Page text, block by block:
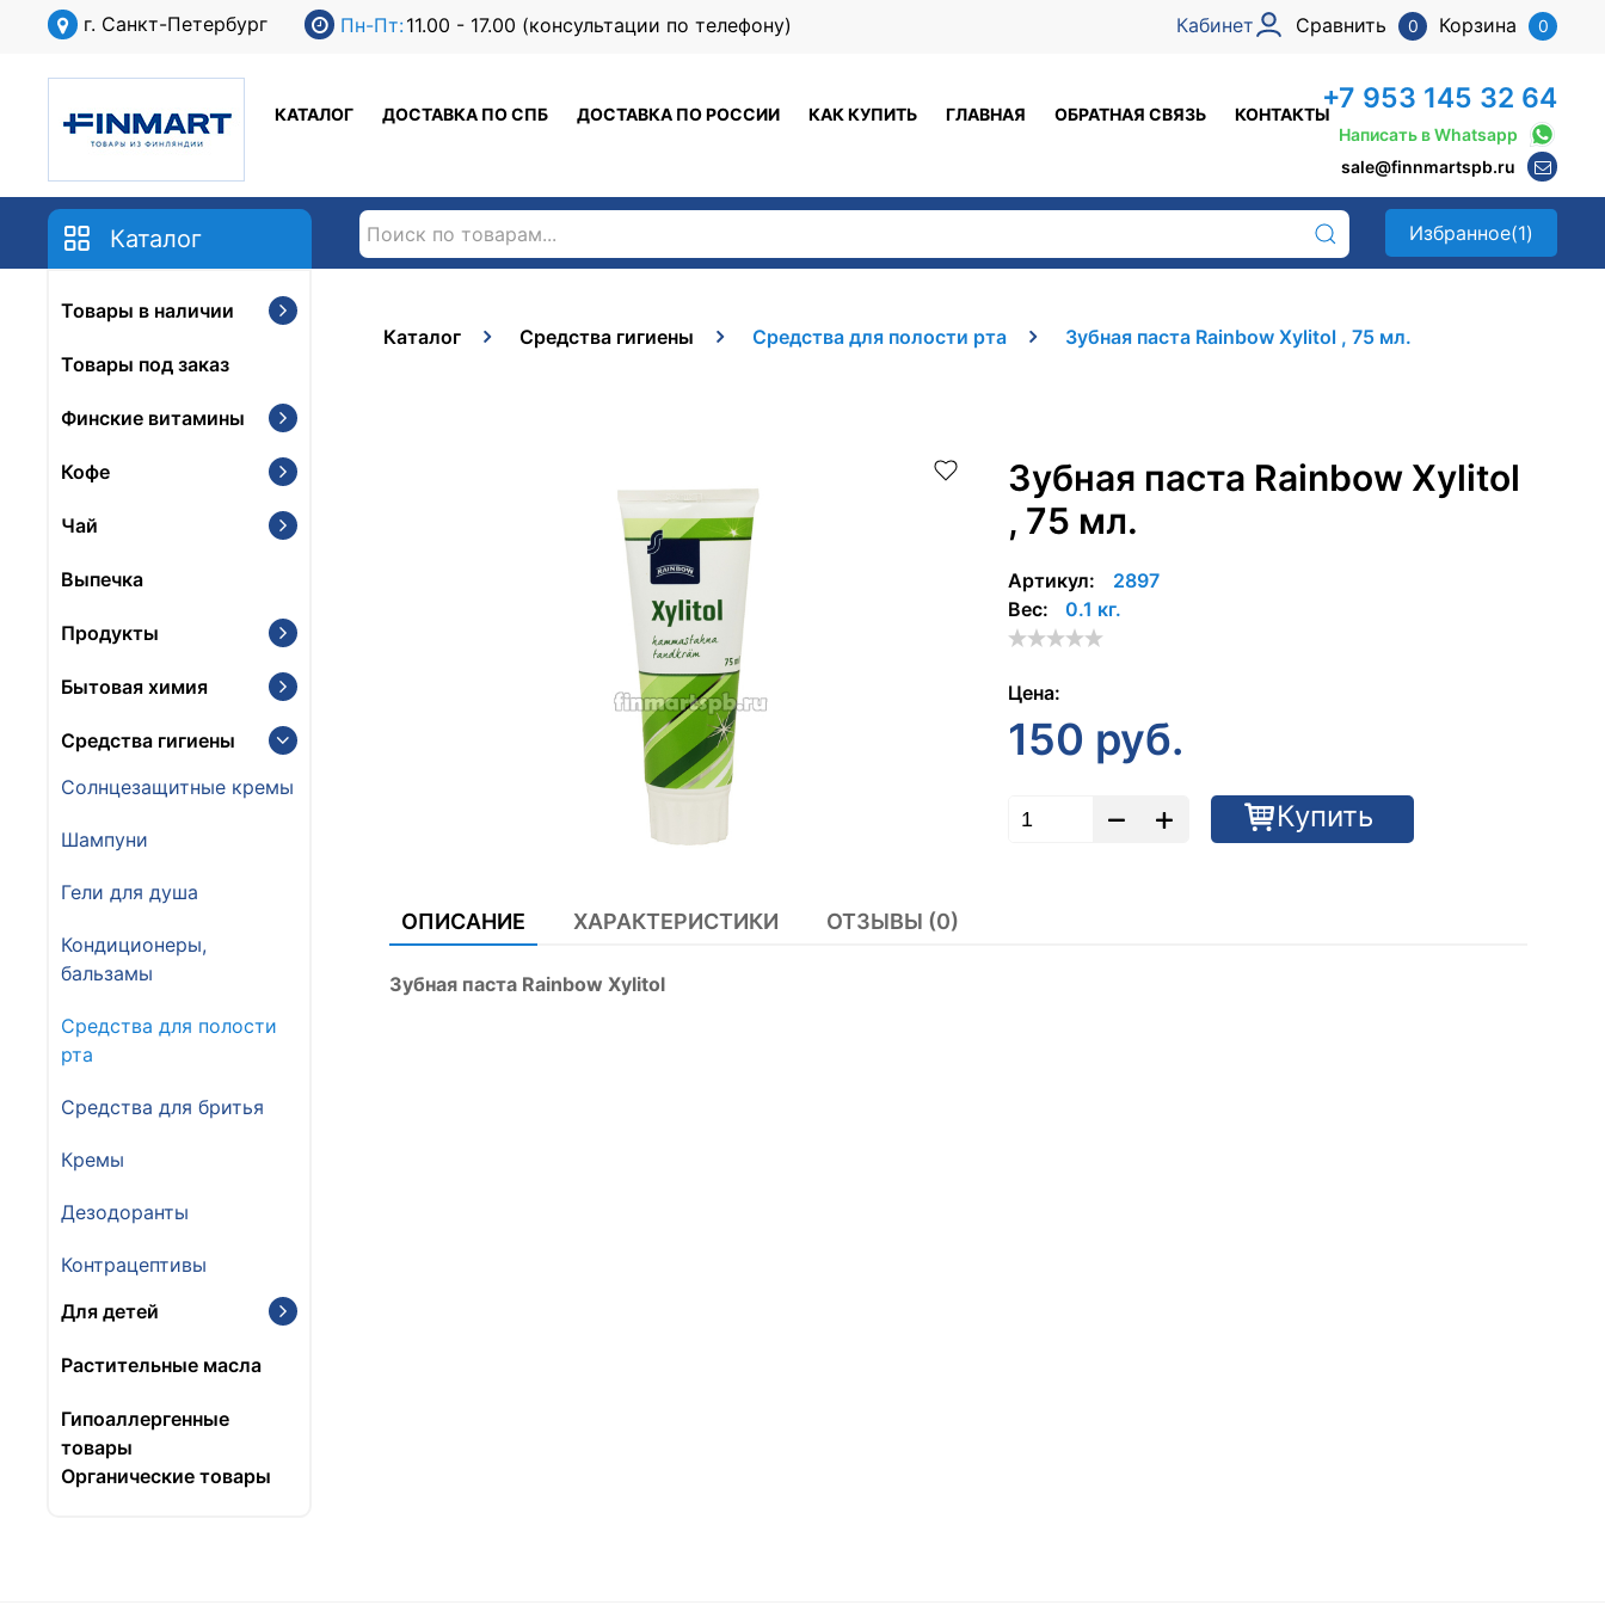
г. Санкт-Петербург Пн-Пт:11.00 - 17.00 (консультации по телефону) Кабинет Корзина 0
Сравнить 0
КАТАЛОГ ДОСТАВКА ПО СПБ ДОСТАВКА ПО РОССИИ КАК КУПИТЬ ГЛАВНАЯ ОБРАТНАЯ СВЯЗЬ КОНТАКТЫ+7 953 145 32 64
Написать в Whatsapp
sale@finnmartspb.ru
Избранное(1)
Каталог
Товары в наличии
Товары под заказ
Финские витамины
Кофе
Чай
Выпечка
Продукты
Бытовая химия
Средства гигиены
Солнцезащитные кремы
Шампуни
Гели для душа
Кондиционеры,
бальзамы
Средства для полости
рта
Средства для бритья
Кремы
Дезодоранты
Контрацептивы
Для детей
Растительные масла
Гипоаллергенные
товары
Органические товары
Каталог Средства гигиены Средства для полости рта Зубная паста Rainbow Xylitol , 75 мл.
Зубная паста Rainbow Xylitol
, 75 мл.
Артикул:
2897
Вес:
0.1 кг.
Цена:
150 руб.
Купить
ОПИСАНИЕ ХАРАКТЕРИСТИКИ ОТЗЫВЫ (0)
Зубная паста Rainbow Xylitol